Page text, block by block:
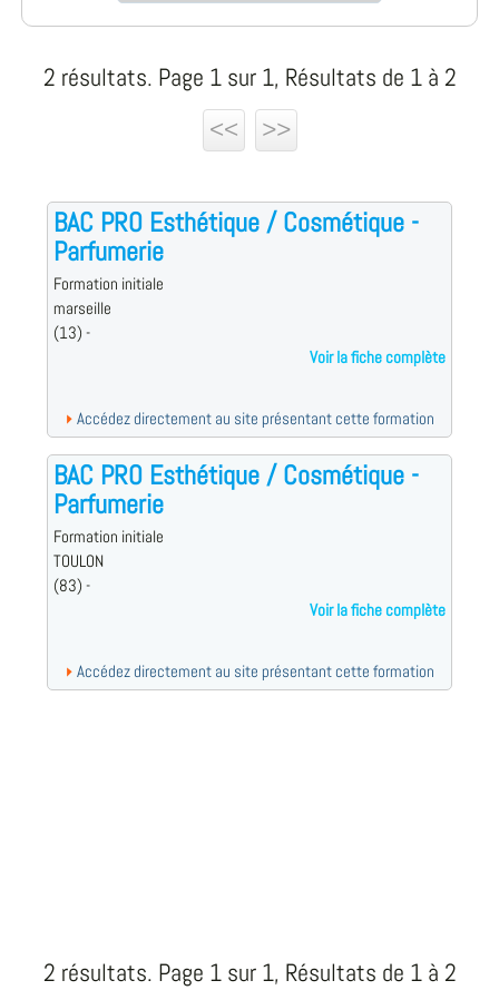
2 résultats. Page 1 sur 1, Résultats de 1 à 2
<<
>>
BAC PRO Esthétique / Cosmétique -
Parfumerie
Formation initiale
marseille
(13) -
Voir la fiche complète
Accédez directement au site présentant cette formation
BAC PRO Esthétique / Cosmétique -
Parfumerie
Formation initiale
TOULON
(83) -
Voir la fiche complète
Accédez directement au site présentant cette formation
2 résultats. Page 1 sur 1, Résultats de 1 à 2